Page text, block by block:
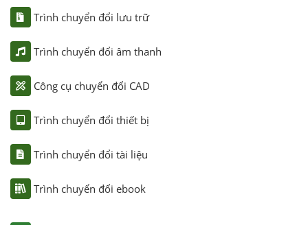
Trình chuyển đổi lưu trữ
Trình chuyển đổi âm thanh
Công cụ chuyển đổi CAD
Trình chuyển đổi thiết bị
Trình chuyển đổi tài liệu
Trình chuyển đổi ebook